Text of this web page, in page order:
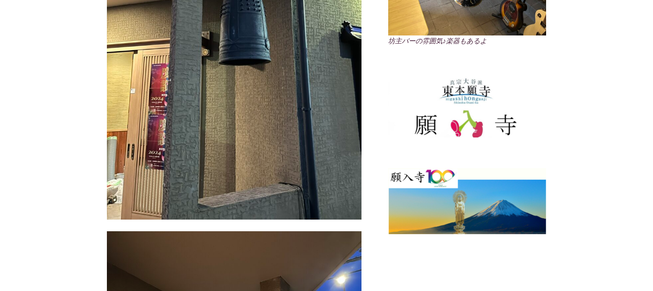
坊主バーの雰囲気♪楽器もあるよ